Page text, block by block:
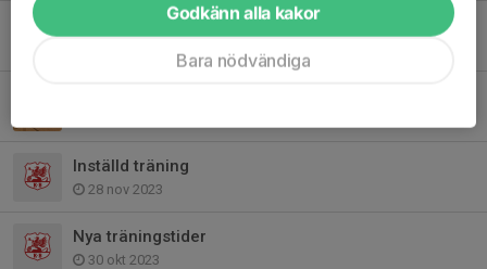
Genrep inför Sanktan!
Inställd träning
28 nov 2023
Nya träningstider
30 okt 2023
Godkänn alla kakor
Bara nödvändiga